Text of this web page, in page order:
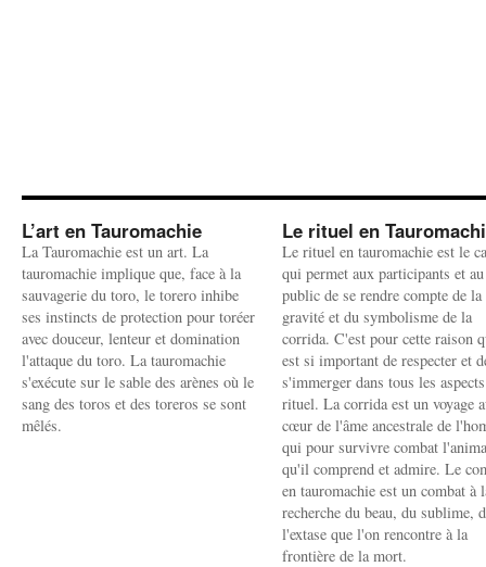
L’art en Tauromachie
La Tauromachie est un art. La
tauromachie implique que, face à la
sauvagerie du toro, le torero inhibe
ses instincts de protection pour toréer
avec douceur, lenteur et domination
l'attaque du toro. La tauromachie
s'exécute sur le sable des arènes où le
sang des toros et des toreros se sont
mêlés.
Le rituel en
Le rituel en tauromachie est le
qui permet aux participants et au
public de se rendre compte de la
gravité et du symbolisme de la
corrida. C'est pour cette raison
est si important de respecter et
s'immerger dans tous les
rituel. La corrida est un voyage
cœur de l'âme ancestrale de
qui pour survivre combat
qu'il comprend et admire. Le
en tauromachie est un combat à
recherche du beau, du sublime,
l'extase que l'on rencontre à la
frontière de la mort.